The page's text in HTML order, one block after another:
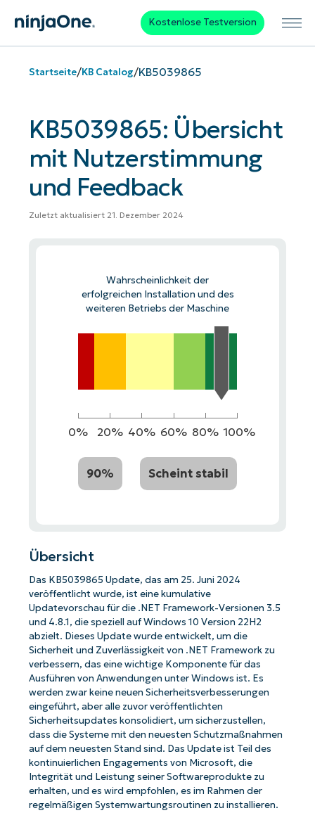
Kostenlose Testversion
Startseite/KB Catalog/KB5039865
KB5039865: Übersicht
mit Nutzerstimmung
und Feedback
Zuletzt aktualisiert 21. Dezember 2024
Wahrscheinlichkeit der
erfolgreichen Installation und des
weiteren Betriebs der Maschine
0% 20% 40% 60% 80% 100%
90% Scheint stabil
Übersicht
Das KB5039865 Update, das am 25. Juni 2024
veröffentlicht wurde, ist eine kumulative
Updatevorschau für die .NET Framework-Versionen 3.5
und 4.8.1, die speziell auf Windows 10 Version 22H2
abzielt. Dieses Update wurde entwickelt, um die
Sicherheit und Zuverlässigkeit von .NET Framework zu
verbessern, das eine wichtige Komponente für das
Ausführen von Anwendungen unter Windows ist. Es
werden zwar keine neuen Sicherheitsverbesserungen
eingeführt, aber alle zuvor veröffentlichten
Sicherheitsupdates konsolidiert, um sicherzustellen,
dass die Systeme mit den neuesten Schutzmaßnahmen
auf dem neuesten Stand sind. Das Update ist Teil des
kontinuierlichen Engagements von Microsoft, die
Integrität und Leistung seiner Softwareprodukte zu
erhalten, und es wird empfohlen, es im Rahmen der
regelmäßigen Systemwartungsroutinen zu installieren.